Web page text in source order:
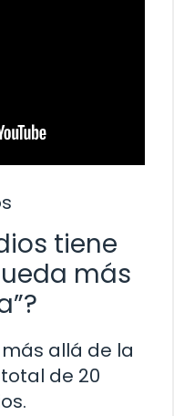
tiene
más
más allá de la
de 20